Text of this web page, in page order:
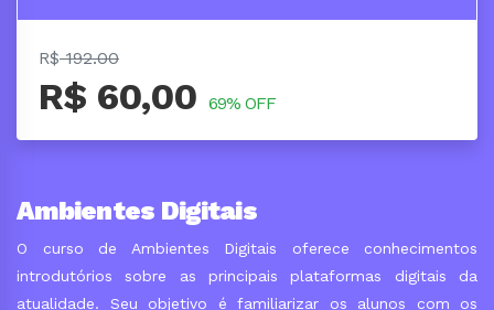
R$192.00
R$ 60,00 69% OFF
Ambientes Digitais
O curso de Ambientes Digitais oferece conhecimentos
introdutórios sobre as principais plataformas digitais da
atualidade. Seu objetivo é familiarizar os alunos com os